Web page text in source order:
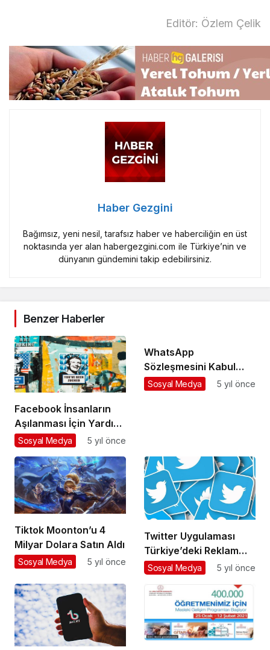
Editör: Özlem Çelik
Haber Gezgini
Bağımsız, yeni nesil, tarafsız haber ve haberciliğin en üst
noktasında yer alan habergezgini.com ile Türkiye’nin ve
dünyanın gündemini takip edebilirsiniz.
Benzer Haberler
Facebook İnsanların
Aşılanması İçin Yardım
Edecek
Sosyal Medya 5 yıl önce
WhatsApp
Sözleşmesini Kabul
Etmeyenlerin
Sosyal Medya 5 yıl önce
Tiktok Moonton’u 4
Milyar Dolara Satın Aldı
Sosyal Medya 5 yıl önce
Twitter Uygulaması
Türkiye’deki Reklam
Yasağını Kaldırdı
Sosyal Medya 5 yıl önce